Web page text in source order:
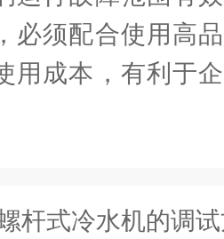
必须配合使用高
用成本，有利于
杆式冷水机的调